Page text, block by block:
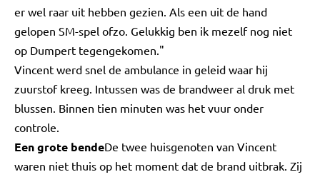
er wel raar uit hebben gezien. Als een uit de hand
gelopen SM-spel ofzo. Gelukkig ben ik mezelf nog niet
op Dumpert tegengekomen."
Vincent werd snel de ambulance in geleid waar hij
zuurstof kreeg. Intussen was de brandweer al druk met
blussen. Binnen tien minuten was het vuur onder
controle.
Een grote bendeDe twee huisgenoten van Vincent
waren niet thuis op het moment dat de brand uitbrak. Zij